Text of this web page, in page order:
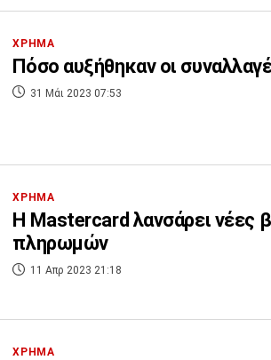
ΧΡΗΜΑ
Πόσο αυξήθηκαν οι
31 Μάι 2023 07:53
ΧΡΗΜΑ
Η Mastercard λανσάρει νέες
πληρωμών
11 Απρ 2023 21:18
ΧΡΗΜΑ